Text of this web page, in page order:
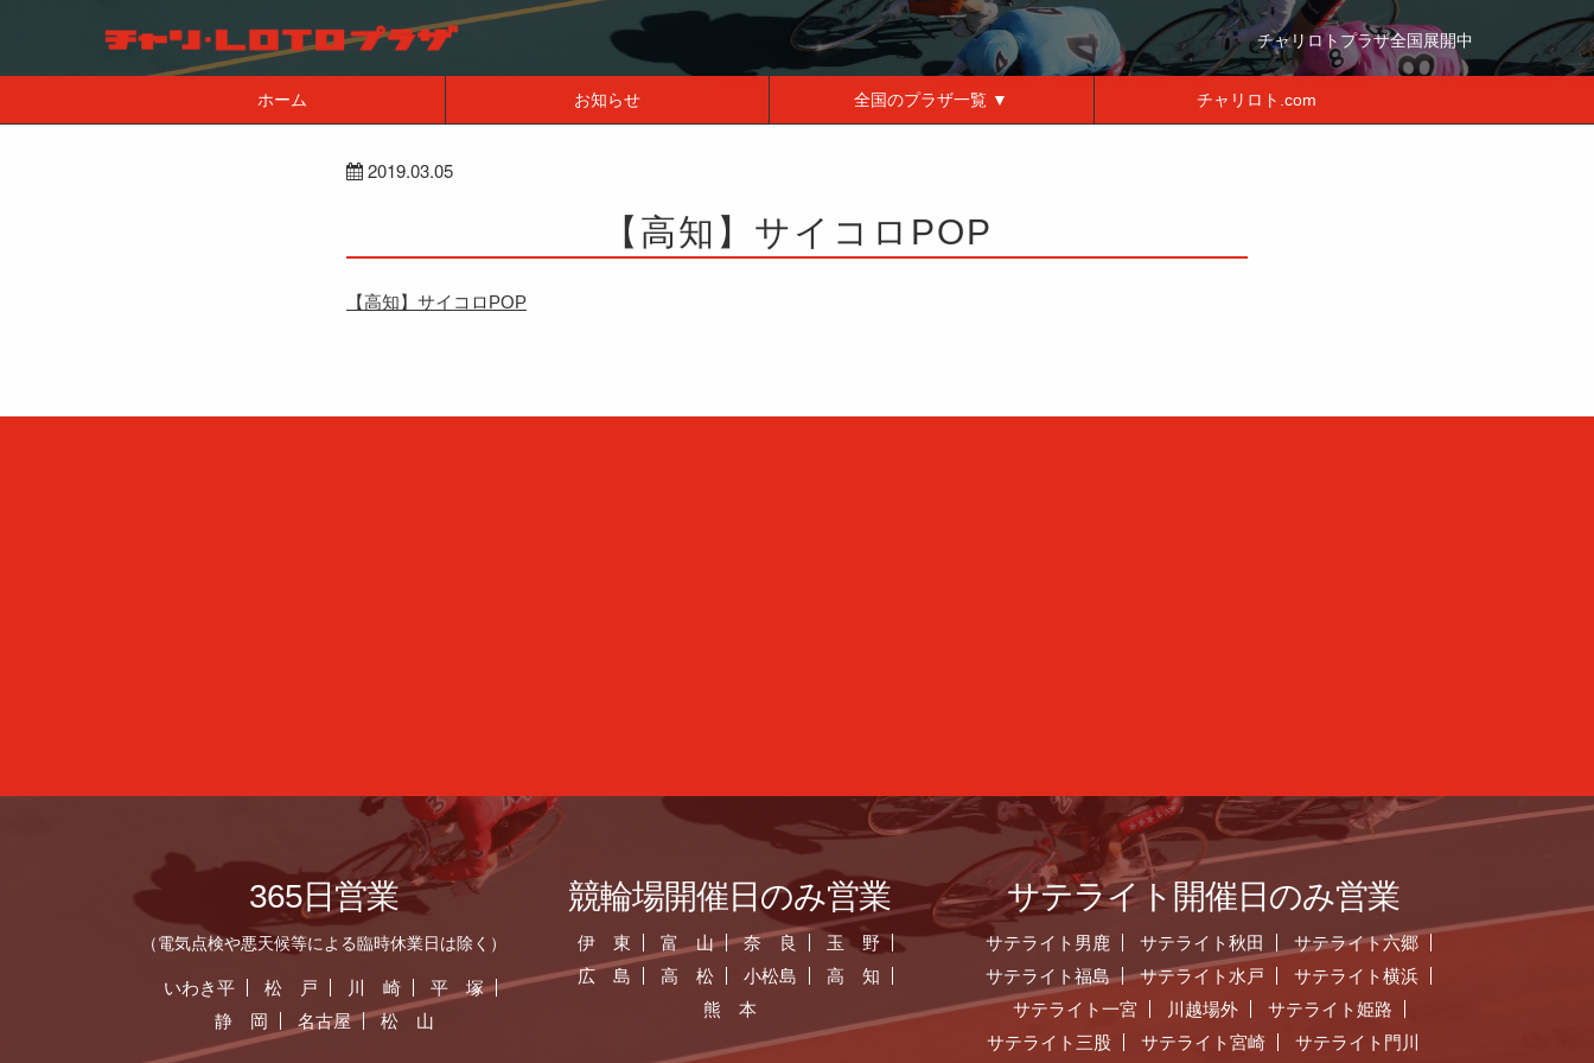
チャリロトプラザ全国展開中
ホーム お知らせ 全国のプラザ一覧 ▼ チャリロト.com
2019.03.05
【高知】サイコロPOP
【高知】サイコロPOP
365日営業
（電気点検や悪天候等による臨時休業日は除く）
いわき平 松 戸 川 崎
平 塚
静 岡
名古屋 松 山
競輪場開催日のみ営業
伊 東 富 山 奈 良
玉 野
広 島
高 松 小松島
高 知
熊 本
サテライト開催日のみ営業
サテライト男鹿 サテライト秋田
サテライト六郷
サテライト福島
サテライト水戸
サテライト横浜
サテライト一宮
川越場外
サテライト姫路
サテライト三股
サテライト宮崎 サテライト門川